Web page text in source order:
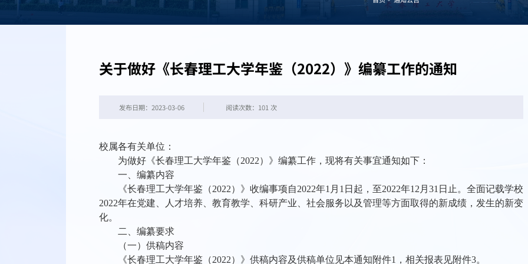
关于做好《长春理工大学年鉴（2022）》编纂工作的通知
发布日期：2023-03-06 阅读次数： 101 次
校属各有关单位：
为做好《长春理工大学年鉴（2022）》编纂工作，现将有关事宜通知如下：
一、编纂内容
《长春理工大学年鉴（2022）》收编事项自2022年1 月 1 日起，至2022年12 月 31 日止。全面记载学校
2022年在党建、人才培养、教育教学、科研产业、社会服务以及管理等方面取得的新成绩，发生的新变
化。
二、编纂要求
（一）供稿内容
《长春理工大学年鉴（2022）》供稿内容及供稿单位见本通知附件1 ，相关报表见附件3。